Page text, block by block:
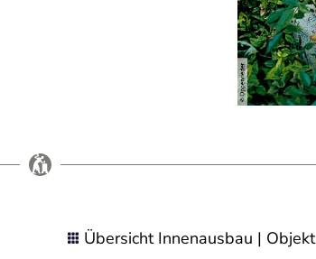
 Übersicht Innenausbau | Objekt